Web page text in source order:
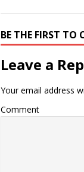
BE THE FIRST TO
Leave a
Your email address
Comment